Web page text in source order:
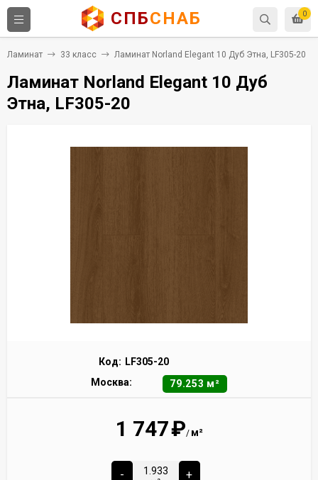
0
СПБСНАБ
Ламинат 33 класс Ламинат Norland Elegant 10 Дуб Этна, LF305-20
Ламинат Norland Elegant 10 Дуб
Этна, LF305-20
Код: LF305-20
Москва:
79.253 м²
1 747₽/ м²
- +